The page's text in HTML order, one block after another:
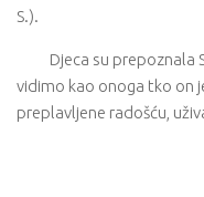
S.).
Djeca su prepoznala
vidimo kao onoga tko on
preplavljene radošću,